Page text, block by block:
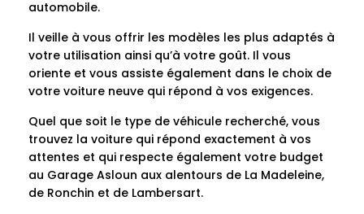
automobile.
Il veille à vous offrir les modèles les plus adaptés à
votre utilisation ainsi qu’à votre goût. Il vous
oriente et vous assiste également dans le choix de
votre voiture neuve qui répond à vos exigences.
Quel que soit le type de véhicule recherché, vous
trouvez la voiture qui répond exactement à vos
attentes et qui respecte également votre budget
au Garage Asloun aux alentours de La Madeleine,
de Ronchin et de Lambersart.